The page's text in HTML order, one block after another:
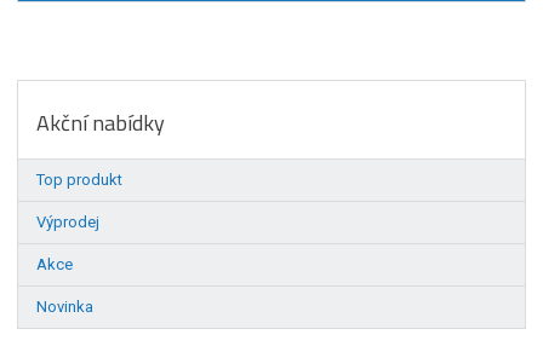
Akční nabídky
Top produkt
Výprodej
Akce
Novinka